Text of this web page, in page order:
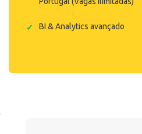
BI & Analytics avançado